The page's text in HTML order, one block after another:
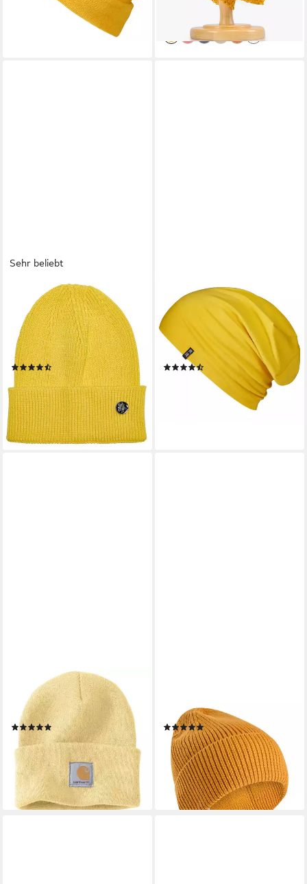
+14
lieferbar in 2 Wochen
Sehr beliebt
Beanie Mütze Strickmütze für
Damen & Herren
Wintermütze A500 zeitlose
Strickdesign, unisex
(42)
4,90 € UVP19,90 €
-75%
lieferbar - in 2-3 Werktagen bei dir
+17
ENTER THE COMPLEX
Jerseymütze - Leichte Slouch
Beanie - Unisex,
Übergangsmütze, 95%
gekämmte Baumwolle, 5%
Elasthan
lieferbar - in 4-5 Werktagen bei dir
+11
CARHARTT
Beanie Carhartt WATCH HAT
A18 (1-St)
(145)
17,80 €
lieferbar - in 2-3 Werktagen bei dir
+19
Kaschmir Mix
(3)
19,95 € UVP29,95 €
-33%
lieferbar - in 2-3 Werktagen bei dir
+1